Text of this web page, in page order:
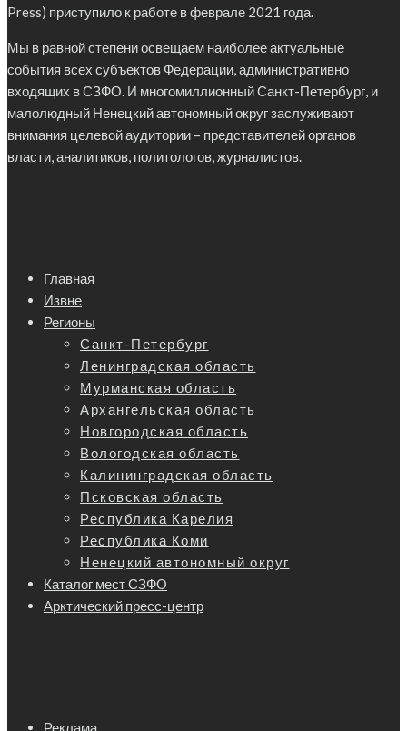
Press) приступило к работе в феврале 2021 года.
Мы в равной степени освещаем наиболее актуальные
события всех субъектов Федерации, административно
входящих в СЗФО. И многомиллионный Санкт-Петербург, и
малолюдный Ненецкий автономный округ заслуживают
внимания целевой аудитории – представителей органов
власти, аналитиков, политологов, журналистов.
Главная
Извне
Регионы
Санкт-Петербург
Ленинградская область
Мурманская область
Архангельская область
Новгородская область
Вологодская область
Калининградская область
Псковская область
Республика Карелия
Республика Коми
Ненецкий автономный округ
Каталог мест СЗФО
Арктический пресс-центр
Реклама